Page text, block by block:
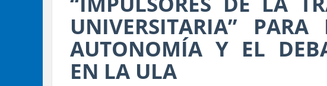
UNIVERSITARIA” PARA
AUTONOMÍA Y EL
EN LA ULA